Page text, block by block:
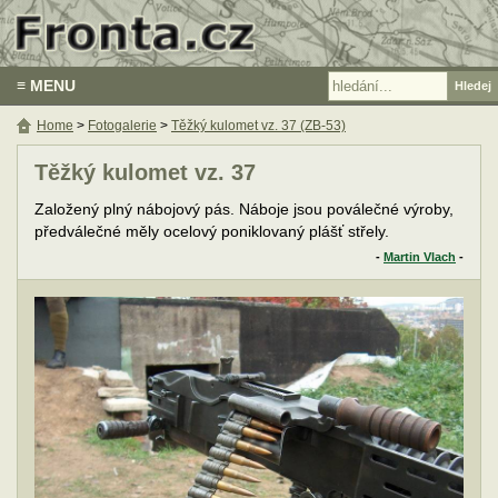
≡ MENU
Těžký kulomet vz. 37
Založený plný nábojový pás. Náboje jsou poválečné výroby,
předválečné měly ocelový poniklovaný plášť střely.
- Martin Vlach -
Home > Fotogalerie > Těžký kulomet vz. 37 (ZB-53)